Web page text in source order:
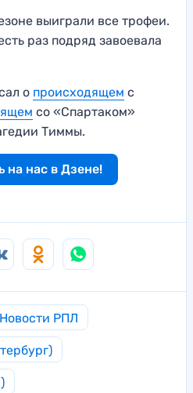
выиграли все трофеи.
раз подряд завоевала
о происходящем с
со «Спартаком»
Тиммы.
на нас в Дзене!
Новости РПЛ